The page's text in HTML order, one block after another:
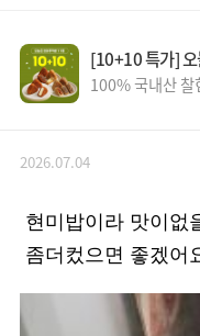
[10+10 특가]
100% 국내산 찰
2026.07.04
현미밥이라 맛이없
좀더컸으면 좋겠어